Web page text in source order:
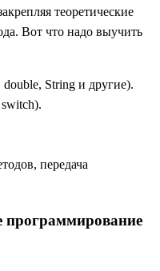
теоретические
Вот что надо выучить
String и другие).
передача
программирование